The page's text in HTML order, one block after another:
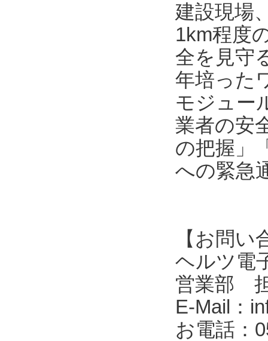
建設現場
1km程度
全を見守
年培った
モジュー
業者の安
の把握」
への緊急
【お問い
ヘルツ電
営業部
E-Mail：
お電話：